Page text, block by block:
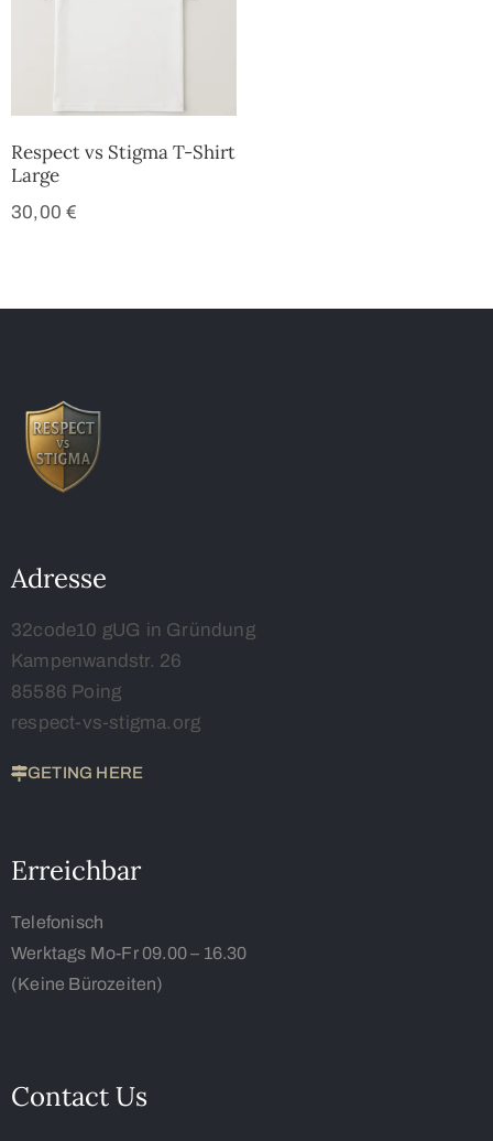
Respect vs Stigma T-Shirt
Large
30,00€
Adresse
32code10 gUG in Gründung
Kampenwandstr. 26
85586 Poing
respect-vs-stigma.org
GETING HERE
Erreichbar
Telefonisch
Werktags Mo-Fr 09.00 – 16.30
(Keine Bürozeiten)
Contact Us